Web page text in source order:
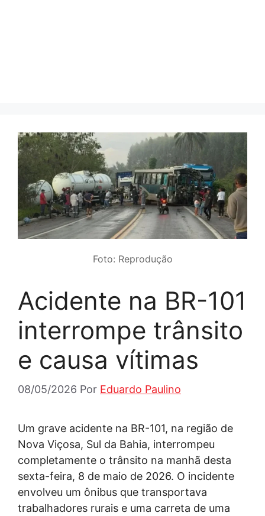
Foto: Reprodução
Acidente na BR-101
interrompe trânsito
e causa vítimas
08/05/2026 Por Eduardo Paulino
Um grave acidente na BR-101, na região de
Nova Viçosa, Sul da Bahia, interrompeu
completamente o trânsito na manhã desta
sexta-feira, 8 de maio de 2026. O incidente
envolveu um ônibus que transportava
trabalhadores rurais e uma carreta de uma